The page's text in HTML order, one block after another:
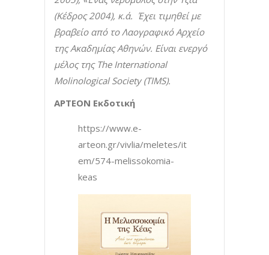
(Κέδρος 2004), κ.ά. Έχει τιμηθεί με
βραβείο από το Λαογραφικό Αρχείο
της Ακαδημίας Αθηνών. Είναι ενεργό
μέλος της The International
Molinological Society (TIMS).
ΑΡΤΕΟΝ Εκδοτική
https://www.e-
arteon.gr/vivlia/meletes/it
em/574-melissokomia-
keas